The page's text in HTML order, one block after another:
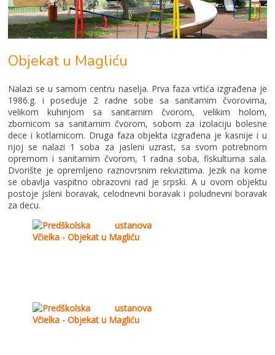
Objekat u Magliću
Nalazi se u samom centru naselja. Prva faza vrtića izgrađena je
1986.g. i poseduje 2 radne sobe sa sanitarnim čvorovima,
velikom kuhinjom sa sanitarnim čvorom, velikim holom,
zbornicom sa sanitarnim čvorom, sobom za izolaciju bolesne
dece i kotlarnicom. Druga faza objekta izgrađena je kasnije i u
njoj se nalazi 1 soba za jasleni uzrast, sa svom potrebnom
opremom i sanitarnim čvorom, 1 radna soba, fiskulturna sala.
Dvorište je opremljeno raznovrsnim rekvizitima. Jezik na kome
se obavlja vaspitno obrazovni rad je srpski. A u ovom objektu
postoje jsleni boravak, celodnevni boravak i poludnevni boravak
za decu.